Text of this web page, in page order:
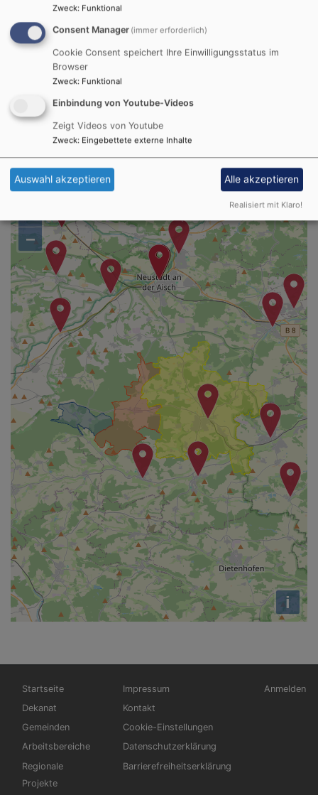
Karte
−
i
Hauptnavigation
Startseite
Dekanat
Gemeinden
Arbeitsbereiche
Regionale
Projekte
Fußbereichsmenü
Impressum
Kontakt
Cookie-Einstellungen
Datenschutzerklärung
Barrierefreiheitserklärung
Anmelden
Zweck: Funktional
Consent Manager (immer erforderlich)
Cookie Consent speichert Ihre Einwilligungsstatus im
Browser
Zweck: Funktional
Einbindung von Youtube-Videos
Zeigt Videos von Youtube
Zweck: Eingebettete externe Inhalte
Auswahl akzeptieren Alle akzeptieren
Realisiert mit Klaro!